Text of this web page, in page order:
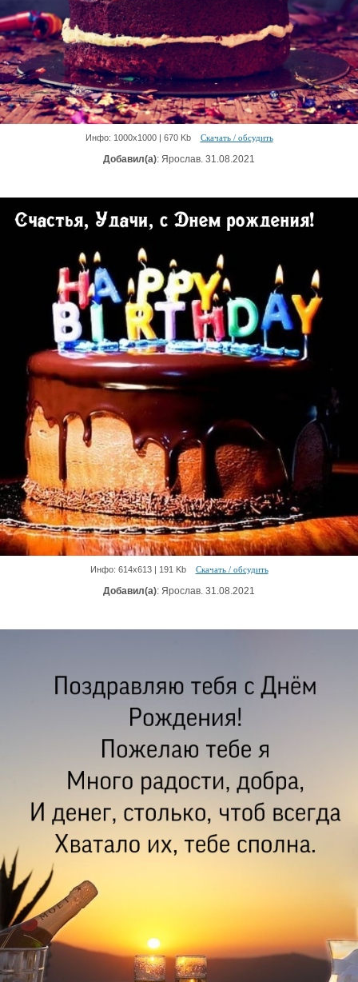
Инфо: 1000х1000 | 670 Kb Скачать / обсудить
Добавил(а): Ярослав. 31.08.2021
Инфо: 614х613 | 191 Kb Скачать / обсудить
Добавил(а): Ярослав. 31.08.2021